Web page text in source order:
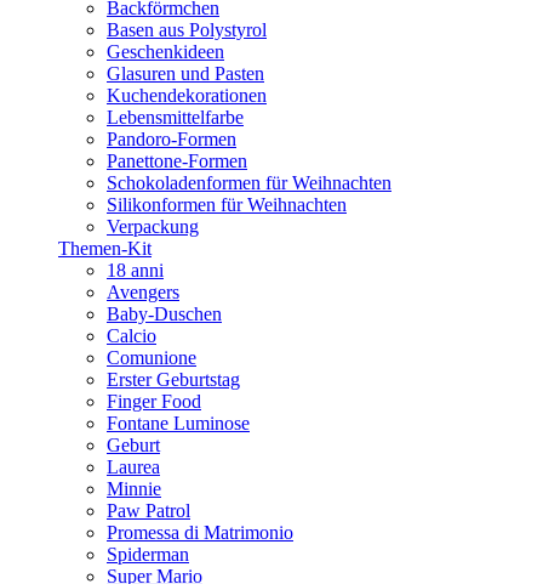
Backförmchen
Basen aus Polystyrol
Geschenkideen
Glasuren und Pasten
Kuchendekorationen
Lebensmittelfarbe
Pandoro-Formen
Panettone-Formen
Schokoladenformen für Weihnachten
Silikonformen für Weihnachten
Verpackung
Themen-Kit
18 anni
Avengers
Baby-Duschen
Calcio
Comunione
Erster Geburtstag
Finger Food
Fontane Luminose
Geburt
Laurea
Minnie
Paw Patrol
Promessa di Matrimonio
Spiderman
Super Mario